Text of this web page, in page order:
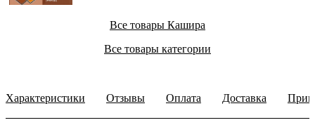
Все товары Кашира
Все товары категории
Характеристики Отзывы Оплата Доставка